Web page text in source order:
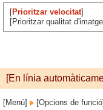
[Prioritzar velocitat]
[Prioritzar qualitat
[En línia
[Menú] [Opcions de funció]